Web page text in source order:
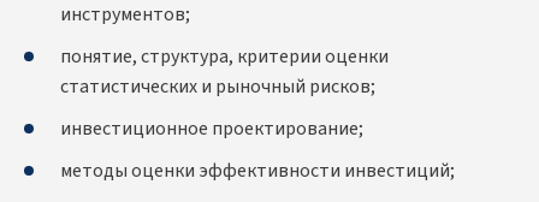
инструментов;
понятие, структура, критерии оценки
статистических и рыночный рисков;
инвестиционное проектирование;
методы оценки эффективности инвестиций;